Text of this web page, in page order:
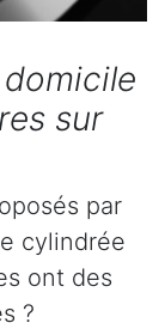
sur
par
cylindrée
ont des
?